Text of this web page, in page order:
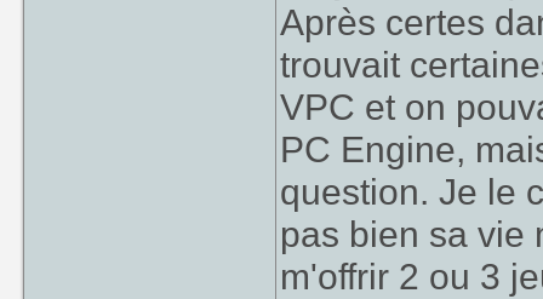
étonnés
jeux japonnais
lorsque je leur
10 000
le vidéo club
l'import jap.
Là où ça
Après certes
trouvait
VPC et on
PC Engine,
question. Je le
pas bien sa vie
m'offrir 2 ou 3